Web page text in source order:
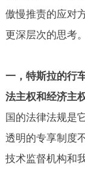
傲慢推责的应对
更深层次的思考。
一，特斯拉的行
法主权和经济主
国的法律法规是
透明的专享制度
技术监督机构和